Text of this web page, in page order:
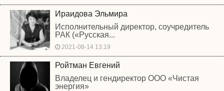
Ираидова Эльмира
Исполнительный директор, соучредитель
РАК («Русская...
2021-08-14 13:19
Ройтман Евгений
Владелец и гендиректор ООО «Чистая
энергия»